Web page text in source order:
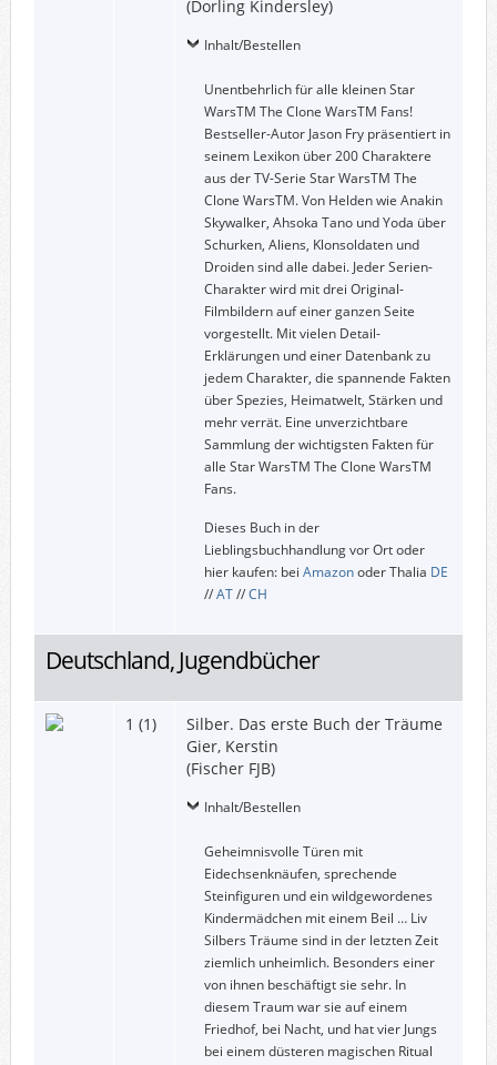
(Dorling Kindersley)
Inhalt/Bestellen
Unentbehrlich für alle kleinen Star
WarsTM The Clone WarsTM Fans!
Bestseller-Autor Jason Fry präsentiert in
seinem Lexikon über 200 Charaktere
aus der TV-Serie Star WarsTM The
Clone WarsTM. Von Helden wie Anakin
Skywalker, Ahsoka Tano und Yoda über
Schurken, Aliens, Klonsoldaten und
Droiden sind alle dabei. Jeder Serien-
Charakter wird mit drei Original-
Filmbildern auf einer ganzen Seite
vorgestellt. Mit vielen Detail-
Erklärungen und einer Datenbank zu
jedem Charakter, die spannende Fakten
über Spezies, Heimatwelt, Stärken und
mehr verrät. Eine unverzichtbare
Sammlung der wichtigsten Fakten für
alle Star WarsTM The Clone WarsTM
Fans.
Dieses Buch in der
Lieblingsbuchhandlung vor Ort oder
hier kaufen: bei Amazonoder Thalia DE
//AT//CH
Deutschland, Jugendbücher
1 (1)
Silber. Das erste Buch der Träume
Gier, Kerstin
(Fischer FJB)
Inhalt/Bestellen
Geheimnisvolle Türen mit
Eidechsenknäufen, sprechende
Steinfiguren und ein wildgewordenes
Kindermädchen mit einem Beil … Liv
Silbers Träume sind in der letzten Zeit
ziemlich unheimlich. Besonders einer
von ihnen beschäftigt sie sehr. In
diesem Traum war sie auf einem
Friedhof, bei Nacht, und hat vier Jungs
bei einem düsteren magischen Ritual